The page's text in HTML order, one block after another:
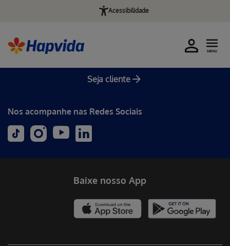
Acessibilidade
Seja cliente
MENU
Nos acompanhe nas Redes Sociais
Baixe nosso App